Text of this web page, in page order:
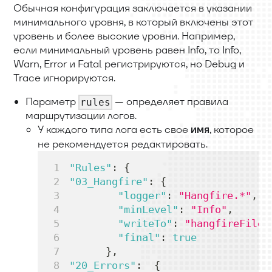
Обычная конфигурация заключается в указании
минимального уровня, в который включены этот
уровень и более высокие уровни. Например,
если минимальный уровень равен Info, то Info,
Warn, Error и Fatal регистрируются, но Debug и
Trace игнорируются.
Параметр rules — определяет правила
маршрутизации логов.
У каждого типа лога есть свое имя, которое
не рекомендуется редактировать.
"Rules" :
{
"03_Hangfire" :
{
"logger" : "Hangfire.*" ,
"minLevel" : "Info" ,
"writeTo" : "hangfireFile"
"final" :
true
} ,
"20_Errors" :
{